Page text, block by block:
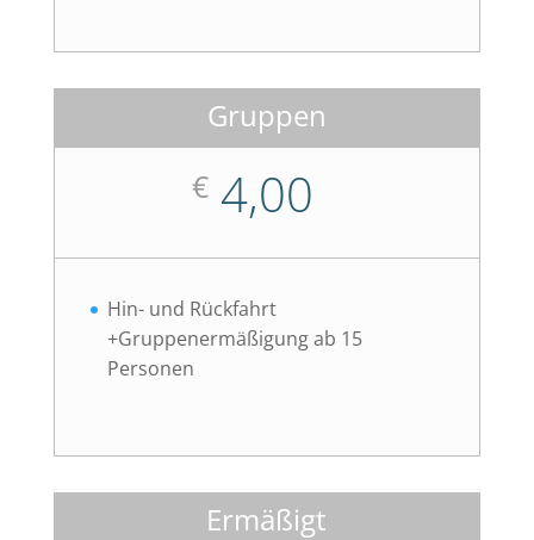
Gruppen
€ 4,00
Hin- und Rückfahrt
+Gruppenermäßigung ab 15
Personen
Ermäßigt